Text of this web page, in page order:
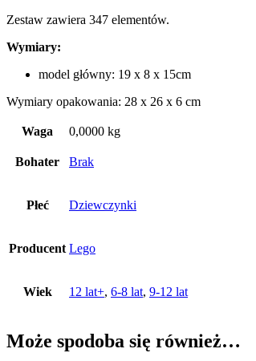
Zestaw zawiera 347 elementów.
Wymiary:
model główny: 19 x 8 x 15cm
Wymiary opakowania: 28 x 26 x 6 cm
Waga 0,0000 kg
Bohater Brak
Płeć Dziewczynki
Producent Lego
Wiek 12 lat+, 6-8 lat, 9-12 lat
Może spodoba się również…